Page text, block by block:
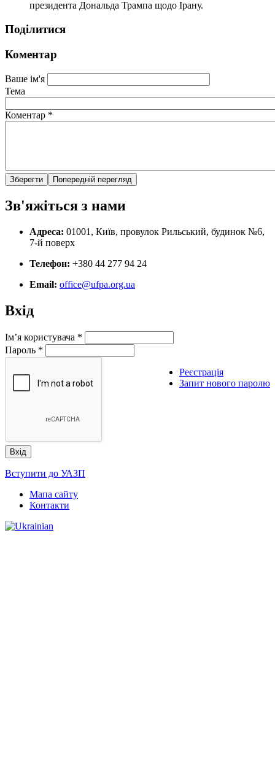
президента Дональда Трампа щодо Ірану.
Поділитися
Коментар
Ваше ім'я
Тема
Коментар *
Зв'яжіться з нами
Адреса: 01001, Київ, провулок Рильський, будинок №6,
7-й поверх
Телефон: +380 44 277 94 24
Email: office@ufpa.org.ua
Вхід
Ім’я користувача *
Пароль *
Реєстрація
Запит нового паролю
Вступити до УАЗП
Мапа сайту
Контакти